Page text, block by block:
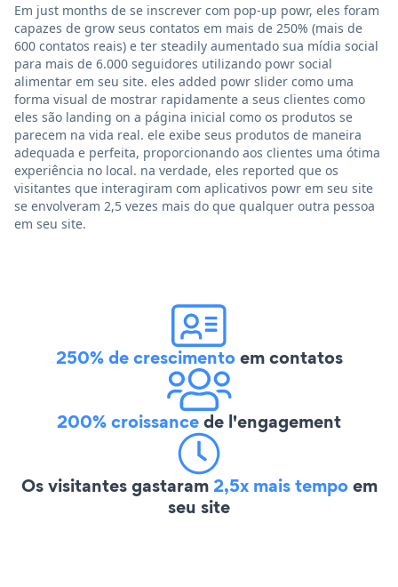
Em just months de se inscrever com pop-up powr, eles foram
capazes de grow seus contatos em mais de 250% (mais de
600 contatos reais) e ter steadily aumentado sua mídia social
para mais de 6.000 seguidores utilizando powr social
alimentar em seu site. eles added powr slider como uma
forma visual de mostrar rapidamente a seus clientes como
eles são landing on a página inicial como os produtos se
parecem na vida real. ele exibe seus produtos de maneira
adequada e perfeita, proporcionando aos clientes uma ótima
experiência no local. na verdade, eles reported que os
visitantes que interagiram com aplicativos powr em seu site
se envolveram 2,5 vezes mais do que qualquer outra pessoa
em seu site.
250% de crescimentoem contatos
200% croissancede l'engagement
Os visitantes gastaram2,5x mais tempoem
seu site